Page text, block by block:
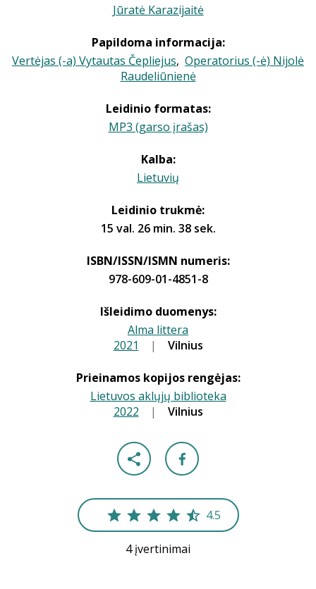
Jūratė Karazijaitė
Papildoma informacija:
Vertėjas (-a) Vytautas Čepliejus, Operatorius (-ė) Nijolė
Raudeliūnienė
Leidinio formatas:
MP3 (garso įrašas)
Kalba:
Lietuvių
Leidinio trukmė:
15 val. 26 min. 38 sek.
ISBN/ISSN/ISMN numeris:
978-609-01-4851-8
Išleidimo duomenys:
Alma littera
2021 | Vilnius
Prieinamos kopijos rengėjas:
Lietuvos aklųjų biblioteka
2022 | Vilnius
4.5
4 įvertinimai